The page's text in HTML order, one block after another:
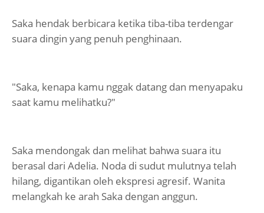
Saka hendak berbicara ketika tiba-tiba terdengar
suara dingin yang penuh penghinaan.
"Saka, kenapa kamu nggak datang dan menyapaku
saat kamu melihatku?"
Saka mendongak dan melihat bahwa suara itu
berasal dari Adelia. Noda di sudut mulutnya telah
hilang, digantikan oleh ekspresi agresif. Wanita
melangkah ke arah Saka dengan anggun.